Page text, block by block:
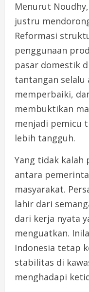
Menurut
justru
Reformasi
penggunaan
pasar domestik
tantangan selalu
memperbaiki,
membuktikan
menjadi pemicu
lebih tangguh.
Yang tidak kalah
antara
masyarakat.
lahir dari
dari kerja nyata
menguatkan.
Indonesia tetap
stabilitas di
menghadapi